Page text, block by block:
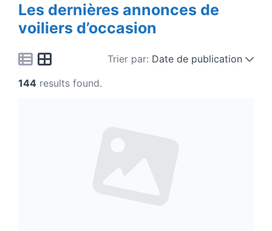
Les dernières annonces de
voiliers d’occasion
Trier par: Date de publication
144 results found.